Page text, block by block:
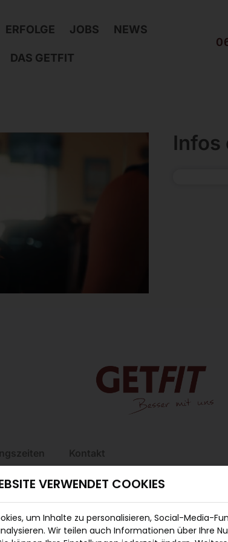
ERFOLGE JOBS NEWS
DAS GETFIT
Infos
Kontakt
VERWENDET COOKIES
um Inhalte zu personalisieren, Social-Media-
Wir teilen auch Informationen über Ihre